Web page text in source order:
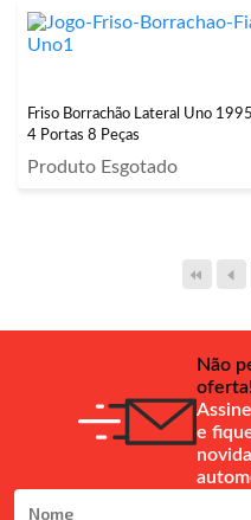
Friso Borrachão Lateral Uno
4 Portas 8 Peças
Produto Esgotado
Não
e